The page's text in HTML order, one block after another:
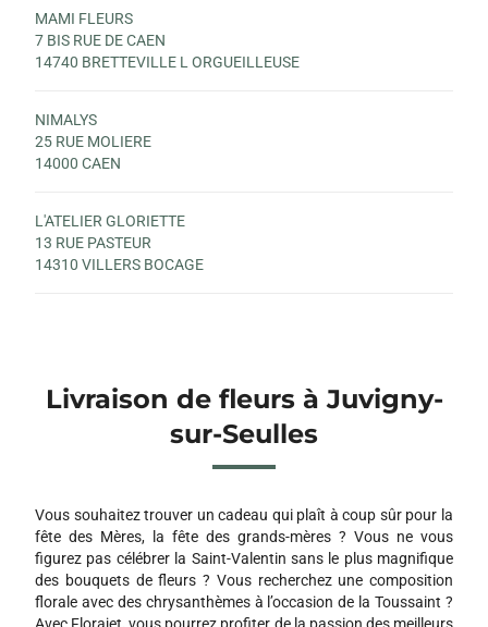
MAMI FLEURS
7 BIS RUE DE CAEN
14740 BRETTEVILLE L ORGUEILLEUSE
NIMALYS
25 RUE MOLIERE
14000 CAEN
L'ATELIER GLORIETTE
13 RUE PASTEUR
14310 VILLERS BOCAGE
Livraison de fleurs à Juvigny-
sur-Seulles
Vous souhaitez trouver un cadeau qui plaît à coup sûr pour la
fête des Mères, la fête des grands-mères ? Vous ne vous
figurez pas célébrer la Saint-Valentin sans le plus magnifique
des bouquets de fleurs ? Vous recherchez une composition
florale avec des chrysanthèmes à l’occasion de la Toussaint ?
Avec Florajet, vous pourrez profiter de la passion des meilleurs